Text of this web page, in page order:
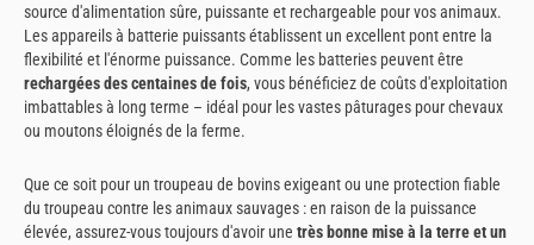
source d'alimentation sûre, puissante et rechargeable pour vos animaux.
Les appareils à batterie puissants établissent un excellent pont entre la
flexibilité et l'énorme puissance. Comme les batteries peuvent être
rechargées des centaines de fois, vous bénéficiez de coûts d'exploitation
imbattables à long terme – idéal pour les vastes pâturages pour chevaux
ou moutons éloignés de la ferme.
Que ce soit pour un troupeau de bovins exigeant ou une protection fiable
du troupeau contre les animaux sauvages : en raison de la puissance
élevée, assurez-vous toujours d'avoir une très bonne mise à la terre et un